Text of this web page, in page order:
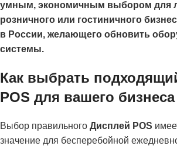
умным, экономичным выбором для
розничного или гостиничного
в России, желающего обновить
системы.
Как выбрать
POS для вашего бизнеса
Выбор правильного Дисплей POS
значение для бесперебойной